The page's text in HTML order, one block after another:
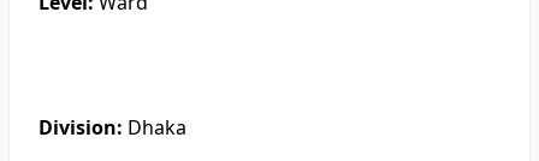
Division: Dhaka